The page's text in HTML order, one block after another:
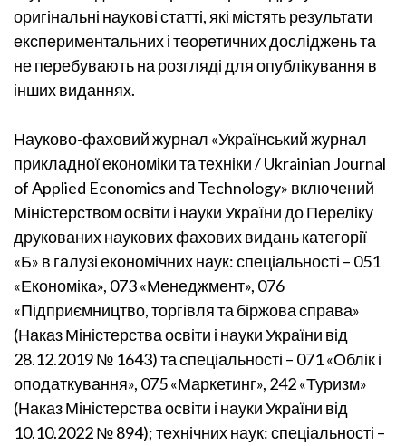
оригінальні наукові статті, які містять результати
експериментальних і теоретичних досліджень та
не перебувають на розгляді для опублікування в
інших виданнях.
Науково-фаховий журнал «Український журнал
прикладної економіки та техніки / Ukrainian Journal
of Applied Economics and Technology» включений
Міністерством освіти і науки України до Переліку
друкованих наукових фахових видань категорії
«Б» в галузі економічних наук: спеціальності – 051
«Економіка», 073 «Менеджмент», 076
«Підприємництво, торгівля та біржова справа»
(Наказ Міністерства освіти і науки України від
28.12.2019 № 1643) та спеціальності – 071 «Облік і
оподаткування», 075 «Маркетинг», 242 «Туризм»
(Наказ Міністерства освіти і науки України від
10.10.2022 № 894); технічних наук: спеціальності –